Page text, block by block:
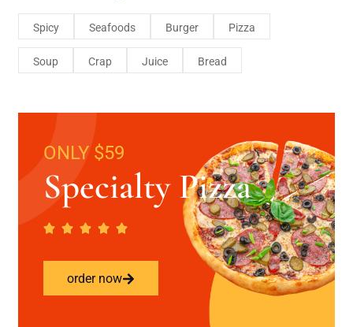
Spicy Seafoods Burger Pizza
Soup Crap Juice Bread
ONLY $59
Specialty Pizza
order now